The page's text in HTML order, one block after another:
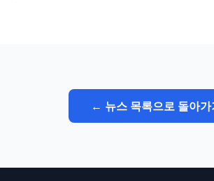
← 뉴스 목록으로 돌아가